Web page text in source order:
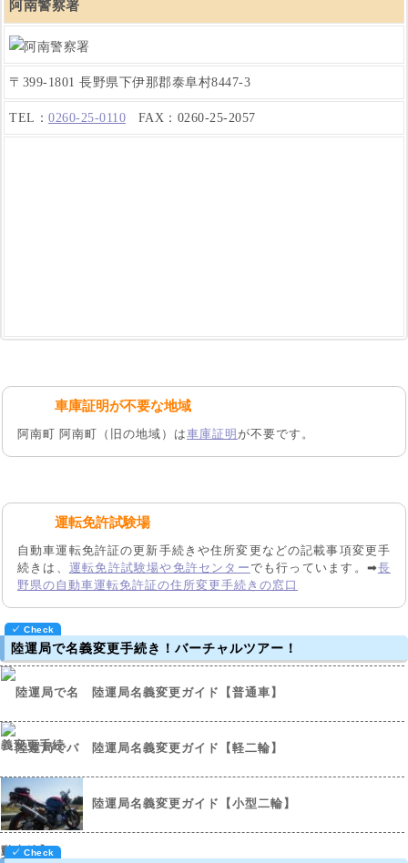
阿南警察署
〒399-1801 長野県下伊那郡泰阜村8447-3
TEL： 0260-25-0110 FAX：0260-25-2057
車庫証明が不要な地域
阿南町 阿南町（旧の地域）は車庫証明 が不要です。
運転免許試験場
自動車運転免許証の更新手続きや住所変更などの記載事項変更手
続きは、 運転免許試験場や免許センターでも行っています。➡長
野県の自動車運転免許証の住所変更手続きの窓口
陸運局で名義変更手続き！バーチャルツアー！
陸運局名義変更ガイド【普通車】
陸運局名義変更ガイド【軽二輪】
陸運局名義変更ガイド【小型二輪】